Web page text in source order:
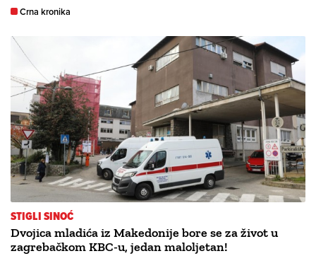
Crna kronika
STIGLI SINOĆ
Dvojica mladića iz Makedonije bore se za život u
zagrebačkom KBC-u, jedan maloljetan!